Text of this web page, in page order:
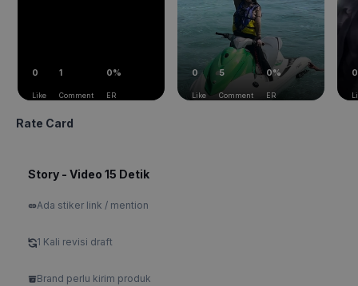
0
Like
1
Comment
0%
ER
0
Like
5
Comment
0%
ER
0
Rate Card
Story - Video 15 Detik
Ada stiker link / mention
1 Kali revisi draft
Brand perlu kirim produk